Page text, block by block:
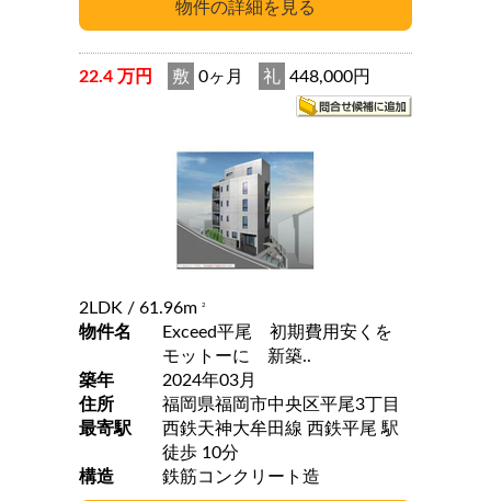
22.4 万円 敷 0ヶ月 礼 448,000円
2LDK / 61.96m 2
物件名
Exceed平尾 初期費用安くを
モットーに 新築..
築年
2024年03月
住所
福岡県福岡市中央区平尾3丁目
最寄駅
西鉄天神大牟田線 西鉄平尾 駅
徒歩 10分
構造
鉄筋コンクリート造